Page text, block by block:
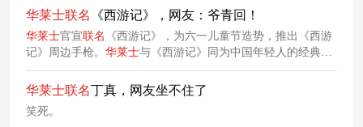
强制拆除。主编想起，前段时间的天津麦当劳围挡，也使用了
华莱士联名 《西游记》，网友：爷青回！
华莱士官宣联名
《西游记》，为六一儿童节造势，推出《西游
记》周边手枪。 华莱士与《西游记》同为中国年轻人的经典童
年回忆，提高话题热度，吸引年轻消费者参与。
华莱士联名丁真，网友坐不住了
笑死。